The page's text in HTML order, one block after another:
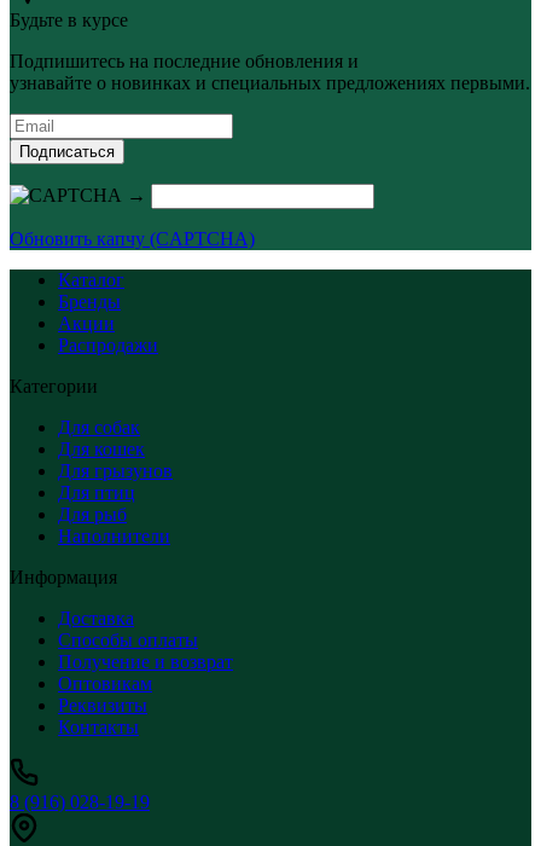
Будьте в курсе
Подпишитесь на последние обновления и
узнавайте о новинках и специальных предложениях первыми.
Подписаться
→
Обновить капчу (CAPTCHA)
Каталог
Бренды
Акции
Распродажи
Категории
Для собак
Для кошек
Для грызунов
Для птиц
Для рыб
Наполнители
Информация
Доставка
Способы оплаты
Получение и возврат
Оптовикам
Реквизиты
Контакты
8 (916) 028-19-19